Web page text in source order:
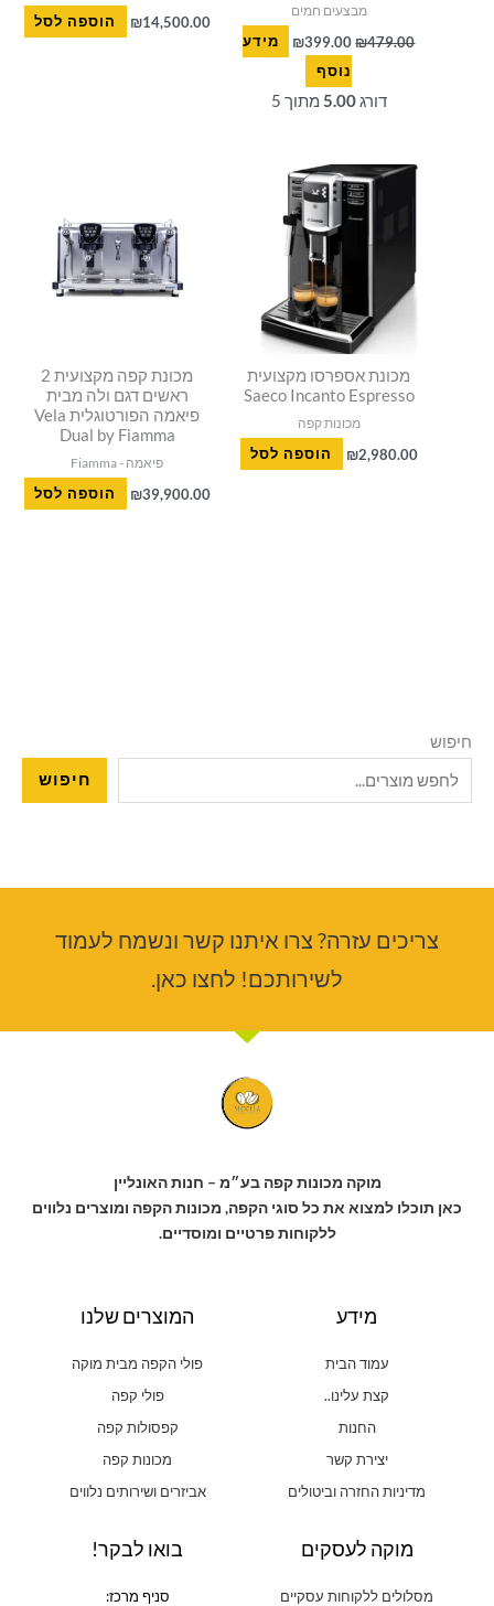
מבצעים חמים
₪479.00
₪399.00
מידע
נוסף
דורג5.00 מתוך 5
₪14,500.00 הוספה לסל
מכונת אספרסו מקצועית
Saeco Incanto Espresso
מכונות קפה
₪2,980.00 הוספה לסל
מכונת קפה מקצועית 2
ראשים דגם ולה מבית
פיאמה הפורטוגלית Vela
Dual by Fiamma
פיאמה - Fiamma
₪39,900.00 הוספה לסל
חיפוש
חיפוש
צריכים עזרה? צרו איתנו קשר ונשמח לעמוד
לשירותכם! לחצו כאן.
מוקה מכונות קפה בע״מ – חנות האונליין
כאן תוכלו למצוא את כל סוגי הקפה, מכונות הקפה ומוצרים נלווים
ללקוחות פרטיים ומוסדיים.
מידע
עמוד הבית
קצת עלינו..
החנות
יצירת קשר
מדיניות החזרה וביטולים
המוצרים שלנו
פולי הקפה מבית מוקה
פולי קפה
קפסולות קפה
מכונות קפה
אביזרים ושירותים נלווים
מוקה לעסקים
מסלולים ללקוחות עסקיים
בואו לבקר!
סניף מרכז: